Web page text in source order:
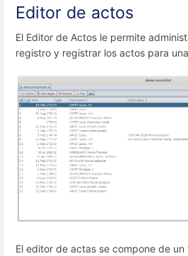
Editor de actos
El Editor de Actos le permite
registro y registrar los actos para
El editor de actas se compone de